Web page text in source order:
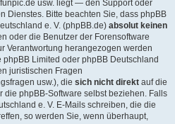
usw. liegt — den Support oder
Dienstes. Bitte beachten Sie, dass phpBB
e. V. (phpBB.de) absolut keinen
oder die Benutzer der Forensoftware
Verantwortung herangezogen werden
Limited oder phpBB Deutschland
juristischen Fragen
usw.), die sich nicht direkt auf die
die phpBB-Software selbst beziehen. Falls
e. V. E-Mails schreiben, die die
so werden Sie, wenn überhaupt,